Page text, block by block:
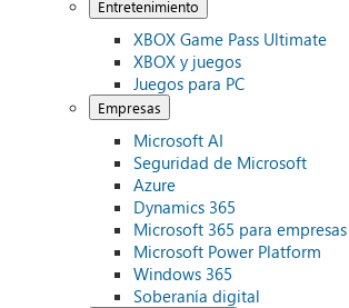
Entretenimiento
XBOX Game Pass Ultimate
XBOX y juegos
Juegos para PC
Empresas
Microsoft AI
Seguridad de Microsoft
Azure
Dynamics 365
Microsoft 365 para empresas
Microsoft Power Platform
Windows 365
Soberanía digital